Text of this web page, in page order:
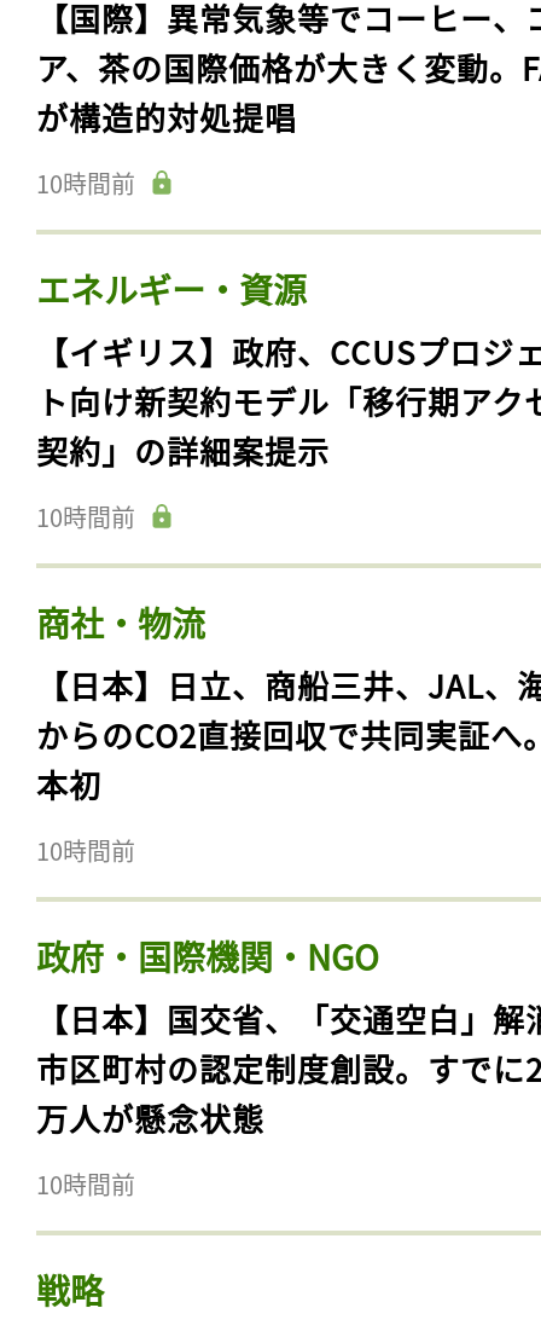
【国際】異常気象等でコーヒー、
ア、茶の国際価格が大きく変動。
が構造的対処提唱
10時間前
エネルギー・資源
【イギリス】政府、CCUSプロジ
ト向け新契約モデル「移行期アク
契約」の詳細案提示
10時間前
商社・物流
【日本】日立、商船三井、JAL、
からのCO2直接回収で共同実証へ
本初
10時間前
政府・国際機関・NGO
【日本】国交省、「交通空白」解
市区町村の認定制度創設。すでに
万人が懸念状態
10時間前
戦略